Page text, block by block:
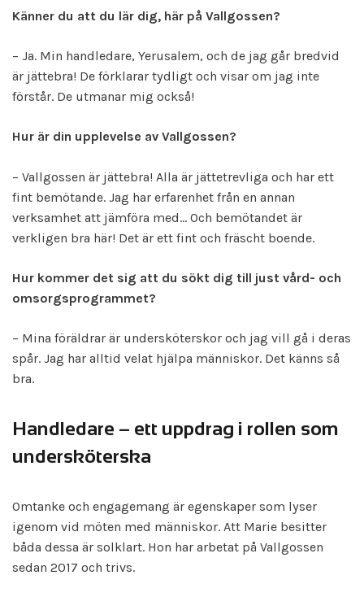
Känner du att du lär dig, här på Vallgossen?
– Ja. Min handledare, Yerusalem, och de jag går bredvid
är jättebra! De förklarar tydligt och visar om jag inte
förstår. De utmanar mig också!
Hur är din upplevelse av Vallgossen?
– Vallgossen är jättebra! Alla är jättetrevliga och har ett
fint bemötande. Jag har erfarenhet från en annan
verksamhet att jämföra med… Och bemötandet är
verkligen bra här! Det är ett fint och fräscht boende.
Hur kommer det sig att du sökt dig till just vård- och
omsorgsprogrammet?
– Mina föräldrar är undersköterskor och jag vill gå i deras
spår. Jag har alltid velat hjälpa människor. Det känns så
bra.
Handledare – ett uppdrag i rollen som
undersköterska
Omtanke och engagemang är egenskaper som lyser
igenom vid möten med människor. Att Marie besitter
båda dessa är solklart. Hon har arbetat på Vallgossen
sedan 2017 och trivs.